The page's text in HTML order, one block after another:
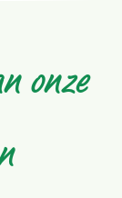
onze